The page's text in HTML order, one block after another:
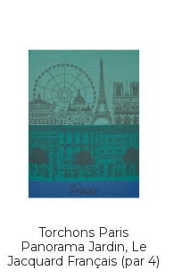
Torchons Paris
Panorama Jardin, Le
Jacquard Français (par 4)